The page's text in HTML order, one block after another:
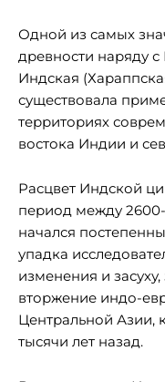
Одной из самых
древности наряду
Индская
существовала
территориях
востока Индии и
Расцвет Индской
период между 2600-
начался
упадка
изменения и
вторжение индо-
Центральной Азии,
тысячи лет назад.